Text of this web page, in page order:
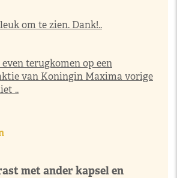
om te zien. Dank!..
terugkomen op een
van Koningin Maxima vorige
..
met ander kapsel en